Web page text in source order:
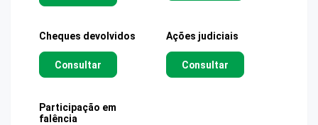
Cheques devolvidos
Consultar
Ações judiciais
Consultar
Participação em
falência